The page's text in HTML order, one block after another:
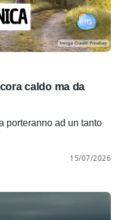
caldo ma da
porteranno ad un tanto
15/07/2026